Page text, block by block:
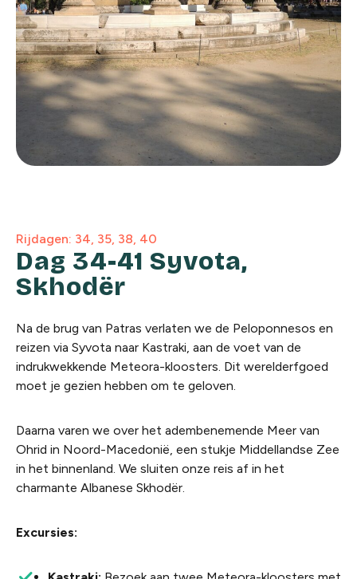
Rijdagen: 34, 35, 38, 40
Dag 34-41 Syvota,
Skhodër
Na de brug van Patras verlaten we de Peloponnesos en
reizen via Syvota naar Kastraki, aan de voet van de
indrukwekkende Meteora-kloosters. Dit werelderfgoed
moet je gezien hebben om te geloven.
Daarna varen we over het adembenemende Meer van
Ohrid in Noord-Macedonië, een stukje Middellandse Zee
in het binnenland. We sluiten onze reis af in het
charmante Albanese Skhodër.
Excursies: